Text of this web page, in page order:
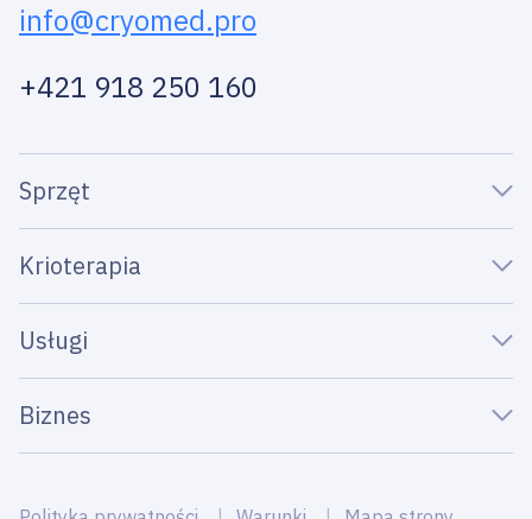
info@cryomed.pro
+421 918 250 160
Sprzęt
Krioterapia
Usługi
Biznes